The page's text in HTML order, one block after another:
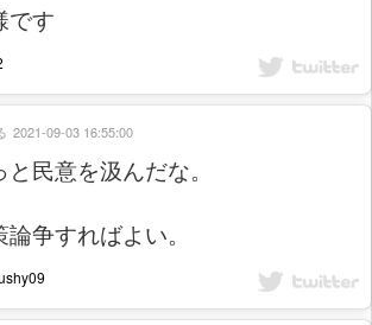
です
民意を汲んだな。
争すればよい。
2021-09-03 16:55:00